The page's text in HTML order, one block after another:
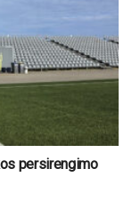
persirengimo